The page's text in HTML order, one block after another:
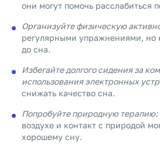
они могут помочь расслабиться
Организуйте физическую
регулярными упражнениями, но
до сна.
Избегайте долгого сидения за
использования электронных
снижать качество сна.
Попробуйте природную терапию:
воздухе и контакт с природой
хорошему сну.